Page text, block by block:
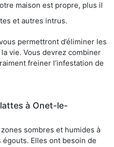
maison est propre, plus il
et autres intrus.
permettront d’éliminer les
vie. Vous devrez combiner
freiner l’infestation de
à Onet-le-
sombres et humides à
Elles ont besoin de